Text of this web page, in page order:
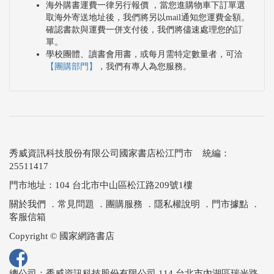
海外購書運費一律另行報價 ，當您進購物車下訂單選
取海外寄送地址後，我們將另以mail通知您運費金額。
確認書款與運費一併支付後，我們將儘速處理您的訂
單。
學校團體、讀書會用書，或每月需特定數量者，可洽
【團購部門】
，我們有專人為您服務。
秀威資訊科技股份有限公司國家書店松江門市 統編：
25511417
門市地址：104 台北市中山區松江路209號1樓
關於我們
． 常見問題 ． 團購服務 ． 隱私權說明 ． 門市據點 ．
客服信箱
Copyright © 國家網路書店